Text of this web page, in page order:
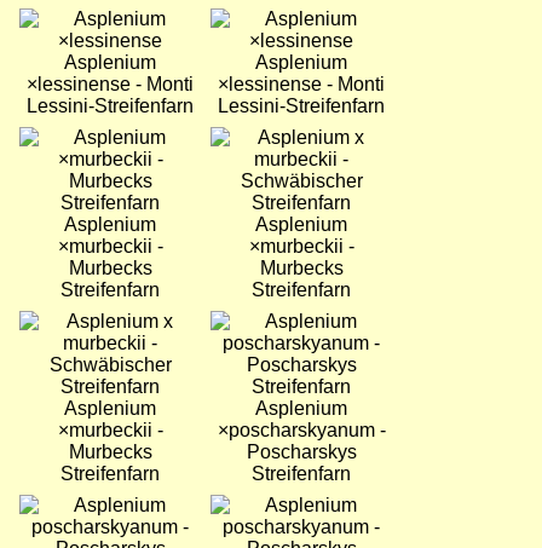
Bild
Asplenium
×lessinense - Monti
Lessini-Streifenfarn
Bild
Asplenium
×lessinense - Monti
Lessini-Streifenfarn
Bild
Asplenium
×murbeckii -
Murbecks
Streifenfarn
Bild
Asplenium
×murbeckii -
Murbecks
Streifenfarn
Bild
Asplenium
×murbeckii -
Murbecks
Streifenfarn
Bild
Asplenium
×poscharskyanum -
Poscharskys
Streifenfarn
Bild
Bild